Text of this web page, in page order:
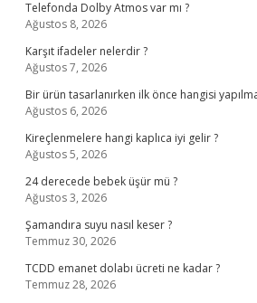
Telefonda Dolby Atmos var mı ?
Ağustos 8, 2026
Karşıt ifadeler nelerdir ?
Ağustos 7, 2026
Bir ürün tasarlanırken ilk önce hangisi
Ağustos 6, 2026
Kireçlenmelere hangi kaplıca iyi gelir ?
Ağustos 5, 2026
24 derecede bebek üşür mü ?
Ağustos 3, 2026
Şamandıra suyu nasıl keser ?
Temmuz 30, 2026
TCDD emanet dolabı ücreti ne kadar ?
Temmuz 28, 2026